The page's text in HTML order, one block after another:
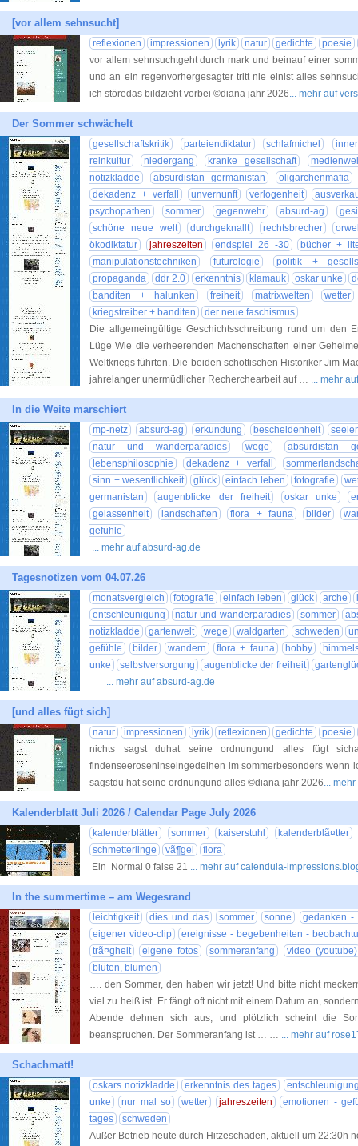
[vor allem sehnsucht]
reflexionen impressionen lyrik natur gedichte
poesie
vor allem sehnsuchtgeht durch mark und beinauf einer
und an ein regenvorhergesagter tritt nie einist alles
ich störedas bildzieht vorbei ©diana jahr 2026... mehr auf
Der Sommer schwächelt
gesellschaftskritik parteiendiktatur schlafmichel
reinkultur
niedergang kranke gesellschaft
notizkladde
absurdistan germanistan
oligarchenmafia
dekadenz + verfall
unvernunft verlogenheit
psychopathen
sommer gegenwehr absurd-ag
schöne neue welt
durchgeknallt rechtsbrecher
ökodiktatur
jahreszeiten endspiel 26 -30
bücher +
manipulationstechniken
futurologie
politik +
propaganda
ddr 2.0 erkenntnis klamauk oskar unke
banditen + halunken
freiheit matrixwelten
wetter
kriegstreiber + banditen
der neue faschismus
Die allgemeingültige Geschichtsschreibung rund um den
Lüge Wie die verheerenden Machenschaften einer
Weltkriegs führten. Die beiden schottischen Historiker Jim
jahrelanger unermüdlicher Recherchearbeit auf … ... mehr
In die Weite marschiert
mp-netz absurd-ag erkundung bescheidenheit
natur und wanderparadies
wege
absurdistan
lebensphilosophie
dekadenz + verfall
sinn + wesentlichkeit
glück einfach leben fotografie
germanistan
augenblicke der freiheit oskar unke
gelassenheit
landschaften flora + fauna bilder
gefühle
... mehr auf absurd-ag.de
Tagesnotizen vom 04.07.26
monatsvergleich fotografie einfach leben glück arche
entschleunigung
natur und wanderparadies sommer
notizkladde
gartenwelt wege waldgarten schweden
gefühle
bilder wandern flora + fauna hobby
unke
selbstversorgung augenblicke der freiheit
... mehr auf absurd-ag.de
[und alles fügt sich]
natur impressionen lyrik reflexionen gedichte
poesie
nichts sagst duhat seine ordnungund alles fügt
findenseeroseninselngedeihen im sommerbesonders wenn
sagstdu hat seine ordnungund alles ©diana jahr 2026...
Kalenderblatt Juli 2026 / Calendar Page July 2026
kalenderblätter sommer kaiserstuhl
kalenderblã¤tter
schmetterlinge
vã¶gel
flora
Ein Normal 0 false 21 ... mehr auf calendula-
In the summertime – am Wegesrand
leichtigkeit dies und das sommer sonne
gedanken -
eigener video-clip
ereignisse - begebenheiten -
trã¤gheit
eigene fotos sommeranfang
video (youtube)
blüten, blumen
…. den Sommer, den haben wir jetzt! Und bitte nicht
viel zu heiß ist. Er fängt oft nicht mit einem Datum an,
Abende dehnen sich aus, und plötzlich scheint die
beanspruchen. Der Sommeranfang ist … … ... mehr auf
Schachmatt!
oskars notizkladde erkenntnis des tages
unke
nur mal so wetter jahreszeiten
emotionen -
tages
schweden
Außer Betrieb heute durch Hitzeschaden, aktuell um 22:30h